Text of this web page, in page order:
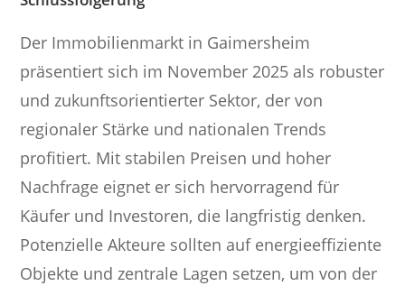
Der Immobilienmarkt in Gaimersheim
präsentiert sich im November 2025 als robuster
und zukunftsorientierter Sektor, der von
regionaler Stärke und nationalen Trends
profitiert. Mit stabilen Preisen und hoher
Nachfrage eignet er sich hervorragend für
Käufer und Investoren, die langfristig denken.
Potenzielle Akteure sollten auf energieeffiziente
Objekte und zentrale Lagen setzen, um von der